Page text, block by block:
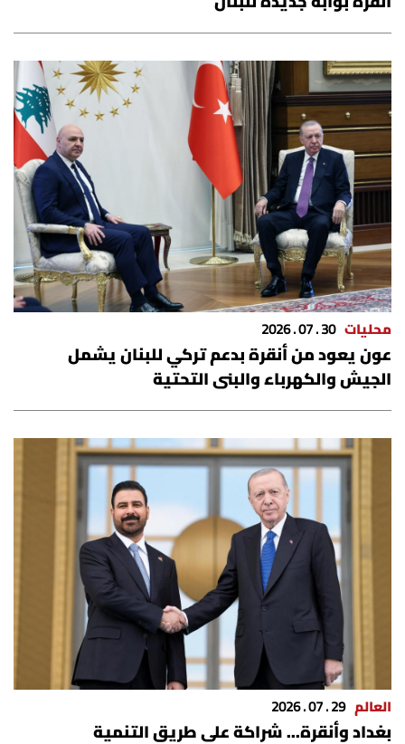
منوّعات
حظّك اليوم
للتاريخ
فيديو
من نحن
للتواصل معنا
شروط الاستخدام
شروط الإشتراك
محليات 30 . 07 . 2026
عون يعود من أنقرة بدعم تركي للبنان يشمل
الجيش والكهرباء والبنى التحتية
العالم 29 . 07 . 2026
بغداد وأنقرة... شراكة على طريق التنمية